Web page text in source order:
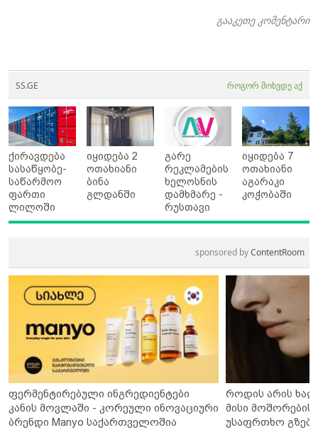
გააკეთე კომენტარი
SS.GE როგორ მოხვდე აქ
ქირავდება
სასაწყობე-
საწარმოო
ფართი
ლილოში
იყიდება 2
ოთახიანი
ბინა
გლდანში
გარე
რეკლამების
ხელოსნის
დამხმარე -
რუსთავი
იყიდება 7
ოთახიანი
აგარაკი
კოჭობაში
sponsored byContentRoom
ფერმენტირებული ინგრედიენტები
კანის მოვლაში - კორეული ინოვაციური
ბრენდი Manyo საქართველოშია
როდის არის
მისი მოშორების
უსაფრთხო გზები